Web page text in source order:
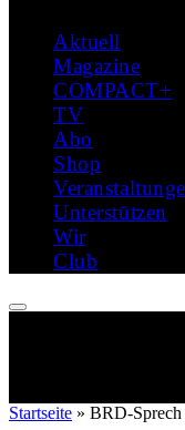
Aktuell
Magazine
COMPACT+
TV
Abo
Shop
Unterstützen
Wir
Club
Startseite » BRD-Sprech